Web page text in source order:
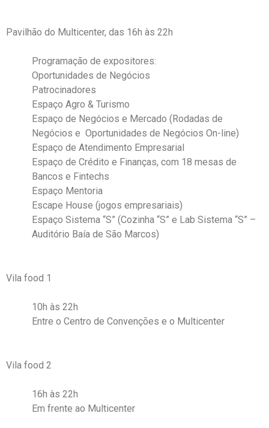
Pavilhão do Multicenter, das 16h às 22h
Programação de expositores:
Oportunidades de Negócios
Patrocinadores
Espaço Agro & Turismo
Espaço de Negócios e Mercado (Rodadas de
Negócios e Oportunidades de Negócios On-line)
Espaço de Atendimento Empresarial
Espaço de Crédito e Finanças, com 18 mesas de
Bancos e Fintechs
Espaço Mentoria
Escape House (jogos empresariais)
Espaço Sistema “S” (Cozinha “S” e Lab Sistema “S” –
Auditório Baía de São Marcos)
Vila food 1
10h às 22h
Entre o Centro de Convenções e o Multicenter
Vila food 2
16h às 22h
Em frente ao Multicenter